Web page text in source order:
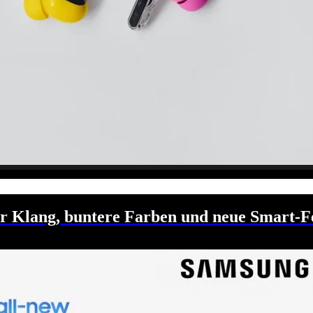
Klang, buntere Farben und neue Smart-